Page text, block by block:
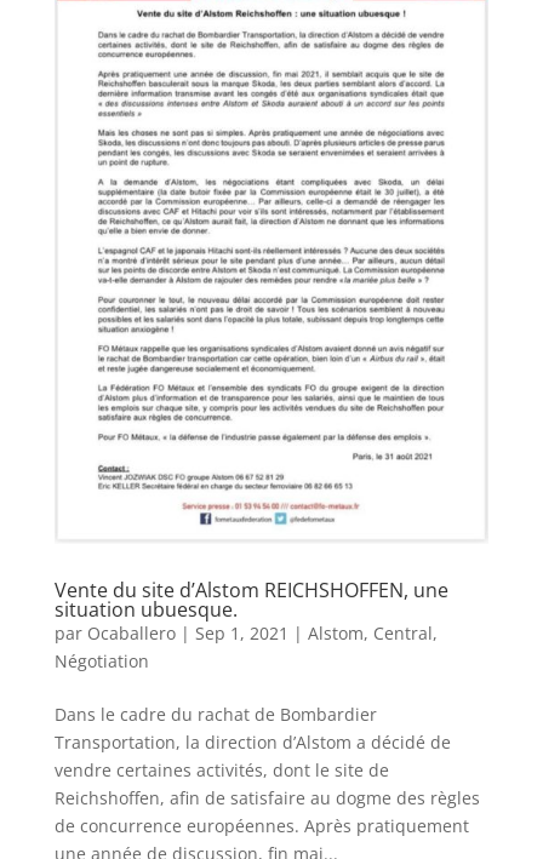
Vente du site d’Alstom REICHSHOFFEN, une
situation ubuesque.
par Ocaballero| Sep 1, 2021 | Alstom, Central,
Négotiation
Dans le cadre du rachat de Bombardier
Transportation, la direction d’Alstom a décidé de
vendre certaines activités, dont le site de
Reichshoffen, afin de satisfaire au dogme des règles
de concurrence européennes. Après pratiquement
une année de discussion, fin mai...